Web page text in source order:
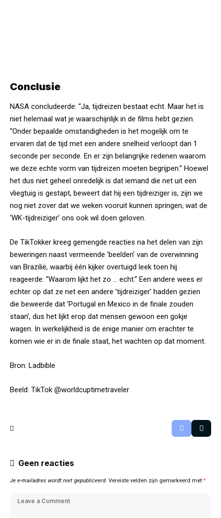
Conclusie
NASA concludeerde: “Ja, tijdreizen bestaat echt. Maar het is
niet helemaal wat je waarschijnlijk in de films hebt gezien.
“Onder bepaalde omstandigheden is het mogelijk om te
ervaren dat de tijd met een andere snelheid verloopt dan 1
seconde per seconde. En er zijn belangrijke redenen waarom
we deze echte vorm van tijdreizen moeten begrijpen.” Hoewel
het dus niet geheel onredelijk is dat iemand die net uit een
vliegtuig is gestapt, beweert dat hij een tijdreiziger is, zijn we
nog niet zover dat we weken vooruit kunnen springen, wat de
‘WK-tijdreiziger’ ons ook wil doen geloven.
De TikTokker kreeg gemengde reacties na het delen van zijn
beweringen naast vermeende ‘beelden’ van de overwinning
van Brazilië, waarbij één kijker overtuigd leek toen hij
reageerde: “Waarom lijkt het zo … echt.” Een andere wees er
echter op dat ze net een andere ’tijdreiziger’ hadden gezien
die beweerde dat ‘Portugal en Mexico in de finale zouden
staan’, dus het lijkt erop dat mensen gewoon een gokje
wagen. In werkelijkheid is de enige manier om erachter te
komen wie er in de finale staat, het wachten op dat moment.
Bron: Ladbible
Beeld: TikTok @worldcuptimetraveler
Geen reacties
Je e-mailadres wordt niet gepubliceerd. Vereiste velden zijn gemarkeerd met *